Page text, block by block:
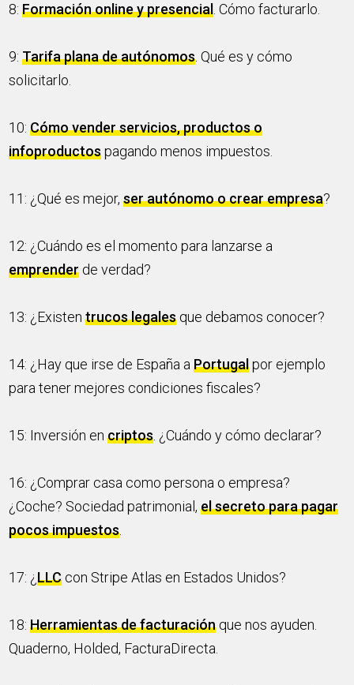
8: Formación online y presencial . Cómo facturarlo.
9: Tarifa plana de autónomos . Qué es y cómo
solicitarlo.
10: Cómo vender servicios, productos o
infoproductospagando menos impuestos.
11: ¿Qué es mejor, ser autónomo o crear empresa?
12: ¿Cuándo es el momento para lanzarse a
emprender de verdad?
13: ¿Existen trucos legales que debamos conocer?
14: ¿Hay que irse de España a Portugalpor ejemplo
para tener mejores condiciones fiscales?
15: Inversión en criptos . ¿Cuándo y cómo declarar?
16: ¿Comprar casa como persona o empresa?
¿Coche? Sociedad patrimonial, el secreto para pagar
pocos impuestos
17: ¿LLC con Stripe Atlas en Estados Unidos?
18: Herramientas de facturación que nos ayuden.
Quaderno, Holded, FacturaDirecta.